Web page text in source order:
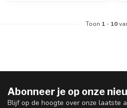
Toon 1 - 10
Abonneer je op onze
Blijf op de hoogte over onze laatste